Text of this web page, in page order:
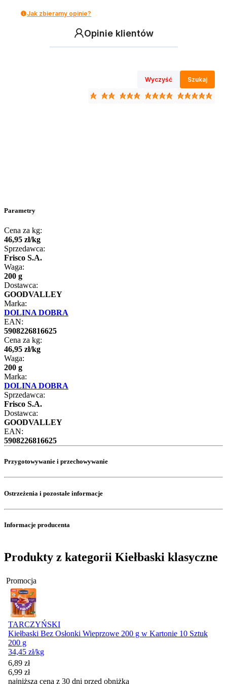
Jak zbieramy opinie?
Opinie klientów
Wyczyść Szukaj
Parametry
Cena za kg:
46,95 zł/kg
Sprzedawca:
Frisco S.A.
Waga:
200 g
Dostawca:
GOODVALLEY
Marka:
DOLINA DOBRA
EAN:
5908226816625
Cena za kg:
46,95 zł/kg
Waga:
200 g
Marka:
DOLINA DOBRA
Sprzedawca:
Frisco S.A.
Dostawca:
GOODVALLEY
EAN:
5908226816625
Przygotowywanie i przechowywanie
Ostrzeżenia i pozostałe informacje
Informacje producenta
Produkty z kategorii Kiełbaski klasyczne
Promocja
TARCZYŃSKI
Kiełbaski Bez Osłonki Wieprzowe 200 g w Kartonie 10 Sztuk
200 g
34,45 zł/kg
Cena promocyjna
6,89 zł
6,99 zł
najniższa cena z 30 dni przed obniżką